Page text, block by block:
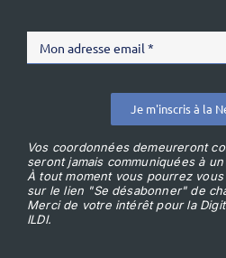
Je m'inscris à la
Vos coordonnées demeureront
seront jamais communiquées à
À tout moment vous pourrez
sur le lien "Se désabonner" de
Merci de votre intérêt pour la
ILDI.